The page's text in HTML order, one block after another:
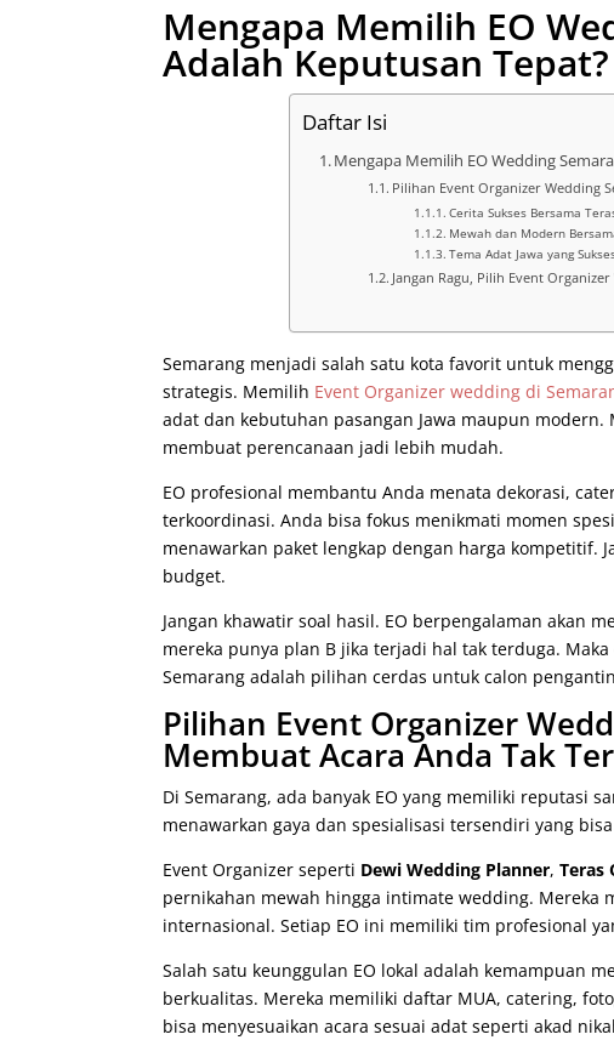
Mengapa Memilih EO
Adalah Keputusan Tepat?
Daftar Isi
Mengapa Memilih EO Wedding
Pilihan Event Organizer Wedding
Cerita Sukses Bersama
Mewah dan Modern
Tema Adat Jawa yang
Jangan Ragu, Pilih Event
Semarang menjadi salah satu kota favorit untuk
strategis. Memilih Event Organizer wedding di
adat dan kebutuhan pasangan Jawa maupun
membuat perencanaan jadi lebih mudah.
EO profesional membantu Anda menata dekorasi,
terkoordinasi. Anda bisa fokus menikmati momen
menawarkan paket lengkap dengan harga kompetitif.
budget.
Jangan khawatir soal hasil. EO berpengalaman akan
mereka punya plan B jika terjadi hal tak terduga.
Semarang adalah pilihan cerdas untuk calon
Pilihan Event Organizer
Membuat Acara Anda Tak
Di Semarang, ada banyak EO yang memiliki reputasi
menawarkan gaya dan spesialisasi tersendiri yang
Event Organizer seperti Dewi Wedding Planner,Teras
pernikahan mewah hingga intimate wedding. Mereka
internasional. Setiap EO ini memiliki tim profesional
Salah satu keunggulan EO lokal adalah kemampuan
berkualitas. Mereka memiliki daftar MUA, catering,
bisa menyesuaikan acara sesuai adat seperti akad